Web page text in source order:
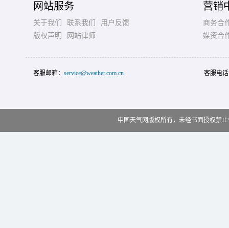
网站服务
关于我们 联系我们
用户反馈
版权声明
网站律师
营销
商务合
媒资合
客服邮箱： service@weather.com.cn 客服电
中国天气网版权所有，未经书面授权